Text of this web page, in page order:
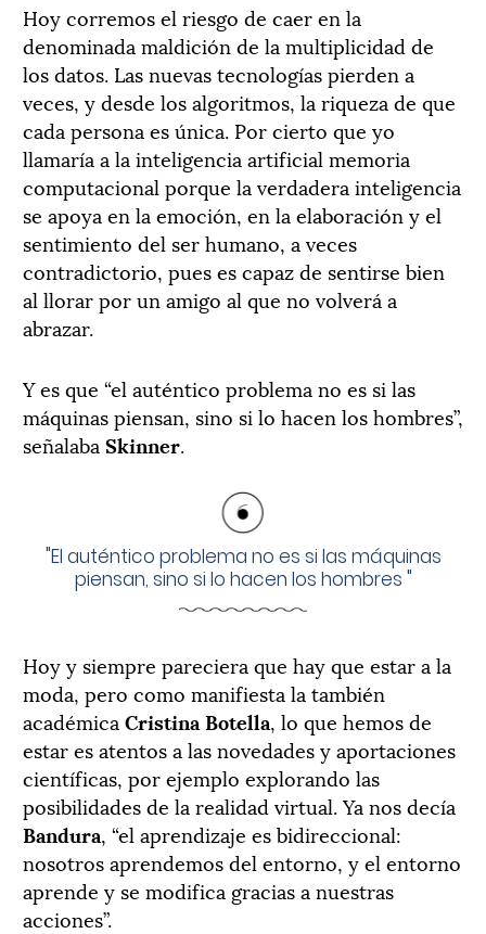
Hoy corremos el riesgo de caer en la
denominada maldición de la multiplicidad de
los datos. Las nuevas tecnologías pierden a
veces, y desde los algoritmos, la riqueza de que
cada persona es única. Por cierto que yo
llamaría a la inteligencia artificial memoria
computacional porque la verdadera inteligencia
se apoya en la emoción, en la elaboración y el
sentimiento del ser humano, a veces
contradictorio, pues es capaz de sentirse bien
al llorar por un amigo al que no volverá a
abrazar.
Y es que “el auténtico problema no es si las
máquinas piensan, sino si lo hacen los hombres”,
señalaba Skinner.
"El auténtico problema no es si las máquinas
piensan, sino si lo hacen los hombres "
Hoy y siempre pareciera que hay que estar a la
moda, pero como manifiesta la también
académica Cristina Botella, lo que hemos de
estar es atentos a las novedades y aportaciones
científicas, por ejemplo explorando las
posibilidades de la realidad virtual. Ya nos decía
Bandura, “el aprendizaje es bidireccional:
nosotros aprendemos del entorno, y el entorno
aprende y se modifica gracias a nuestras
acciones”.